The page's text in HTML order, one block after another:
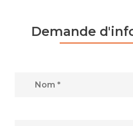
Demande
Nom *